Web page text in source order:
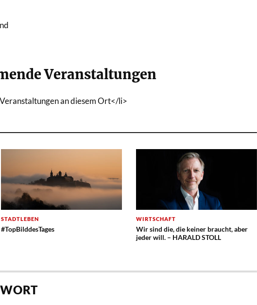
Veranstaltungen
an diesem Ort</li>
STADTLEBEN
#TopBilddesTages
WIRTSCHAFT
Wir sind die, die keiner braucht, aber
jeder will. – HARALD STOLL